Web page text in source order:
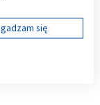
- alkohol
kofeiny i
się